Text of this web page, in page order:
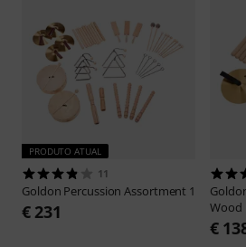
PRODUTO ATUAL
11
Goldon Percussion Assortment 1
€ 231
Wood
€